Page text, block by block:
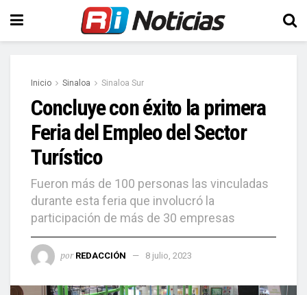
Inicio Sinaloa Sinaloa Sur
Concluye con éxito la primera
Feria del Empleo del Sector
Turístico
Fueron más de 100 personas las vinculadas
durante esta feria que involucró la
participación de más de 30 empresas
por REDACCIÓN 8 julio, 2023